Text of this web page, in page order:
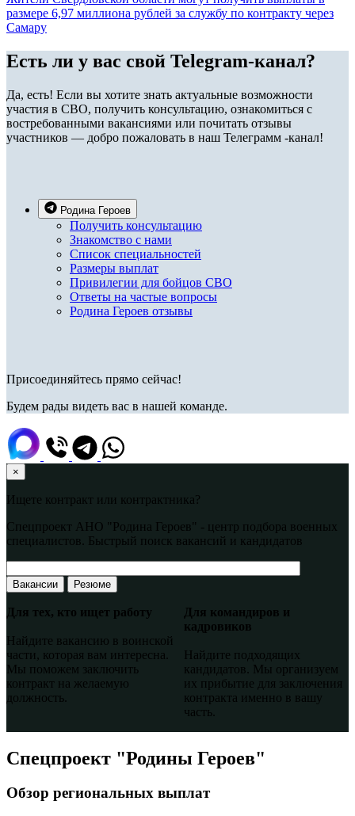
размере 6,97 миллиона рублей за службу по контракту через
Самару
Есть ли у вас свой Telegram-канал?
Да, есть! Если вы хотите знать актуальные возможности
участия в СВО, получить консультацию, ознакомиться с
востребованными вакансиями или почитать отзывы
участников — добро пожаловать в наш Телеграмм -канал!
Родина Героев
Получить консультацию
Знакомство с нами
Список специальностей
Размеры выплат
Привилегии для бойцов СВО
Ответы на частые вопросы
Родина Героев отзывы
Присоединяйтесь прямо сейчас!
Будем рады видеть вас в нашей команде.
×
Ищете контракт или контрактника?
Спецпроект АНО "Родина Героев" - центр подбора военных
специалистов. Быстрый поиск вакансий и кандидатов
Вакансии Резюме
Для тех, кто ищет работу
Найдите вакансию в воинской
части, которая вам интересна.
Мы поможем заключить
контракт на желаемую
должность.
Для командиров и
кадровиков
Найдите подходящих
кандидатов. Мы организуем
их прибытие для заключения
контракта именно в вашу
часть.
Спецпроект "Родины Героев"
Обзор региональных выплат